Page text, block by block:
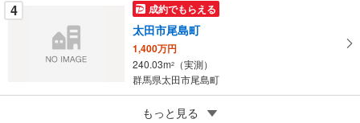
る
4 成約でもらえる
太田市尾島町
1,400万円
240.03m2
（実測）
群馬県太田市尾島町
成約でもらえる
もっと見る